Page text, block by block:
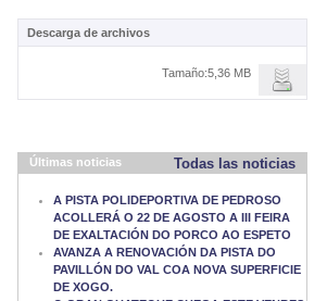
Descarga de archivos
Tamaño:5,36 MB
Últimas noticias Todas las noticias
A PISTA POLIDEPORTIVA DE PEDROSO
ACOLLERÁ O 22 DE AGOSTO A III FEIRA
DE EXALTACIÓN DO PORCO AO ESPETO
AVANZA A RENOVACIÓN DA PISTA DO
PAVILLÓN DO VAL COA NOVA SUPERFICIE
DE XOGO.